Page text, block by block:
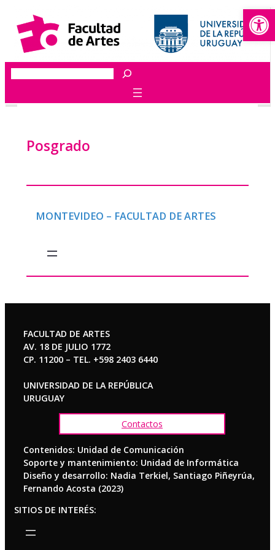
contenido
Buscar
Posgrado
MONTEVIDEO – FACULTAD DE ARTES
FACULTAD DE ARTES
AV. 18 DE JULIO 1772
CP. 11200 – TEL. +598 2403 6440
UNIVERSIDAD DE LA REPÚBLICA
URUGUAY
Contactos
Contenidos: Unidad de Comunicación
Soporte y mantenimiento: Unidad de Informática
Diseño y desarrollo: Nadia Terkiel, Santiago Piñeyrúa,
Fernando Acosta (2023)
SITIOS DE INTERÉS: